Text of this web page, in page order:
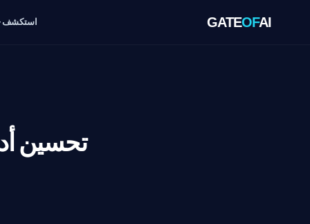
GATEOFAI استكشف